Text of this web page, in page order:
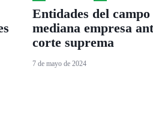
Entidades del campo
mediana empresa
corte suprema
7 de mayo de 2024